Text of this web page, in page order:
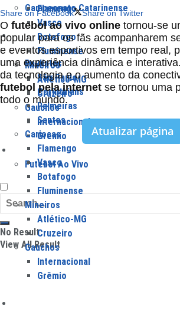
Flamengo
Vasco
Botafogo
Fluminense
Mineiros
Atlético-MG
Cruzeiro
Gauchos
Internacional
Grêmio
Jogos
Futebol Ao Vivo
No Result
View All Result
Campeonato Catarinense
Times
Paulistas
São Paulo
Corinthians
Palmeiras
Santos
Cariocas
Flamengo
Vasco
Botafogo
Fluminense
Mineiros
Atlético-MG
Cruzeiro
Gauchos
Internacional
Grêmio
Share on Facebook Share on Twitter
O futebol ao vivo online tornou-se
popular para os fãs acompanharem
e eventos esportivos em tempo real,
uma experiência dinâmica e
da tecnologia e o aumento da
futebol pela internet se tornou uma
todo o mundo.
Atualizar página